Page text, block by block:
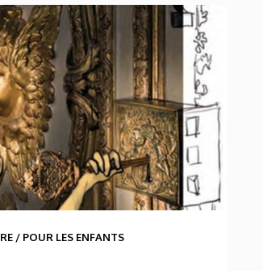
/ POUR LES ENFANTS